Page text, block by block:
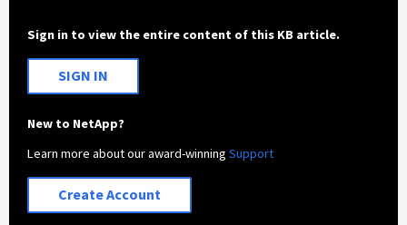
Sign in to view the entire content of this KB article.
SIGN IN
New to NetApp?
Learn more about our award-winningSupport
Create Account